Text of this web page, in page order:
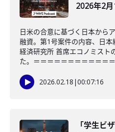
2026年2
日米の合意に基づく日本から
融資。第1号案件の内容、日
経済研究所 首席エコノミスト
た。＝＝＝＝＝＝＝＝＝＝＝
2026.02.18 |00:07:16
「学生ビ